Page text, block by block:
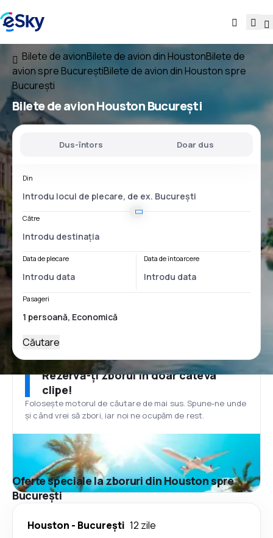
Bilete de avionBilete de avion din HoustonBilete de
avion spre BucureștiBilete de avion din Houston spre
București
Bilete de avionHouston București
Dus-întors Doar dus
Din
Către
Data de plecare Data de întoarcere
Pasageri
Căutare
Rezervă-ți zborul în doar câteva
clipe!
Folosește motorul de căutare de mai sus. Spune-ne unde
și când vrei să zbori, iar noi ne ocupăm de rest.
Oferte speciale la zboruri din Houston spre
București
Houston - București 12 zile